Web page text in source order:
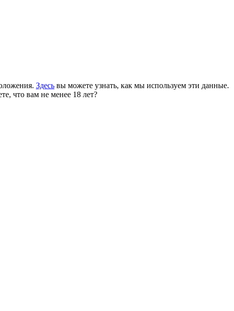
Здесь вы можете узнать, как мы используем эти данные.
что вам не менее 18 лет?